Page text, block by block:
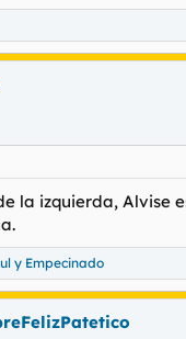
la izquierda, Alvise
y Empecinado